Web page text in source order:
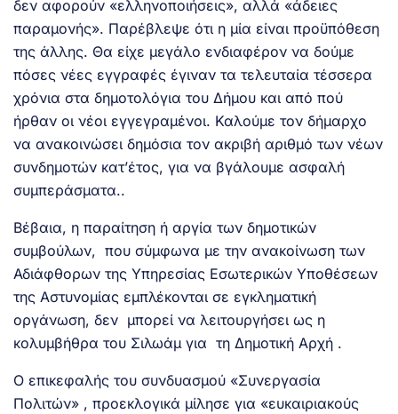
δεν αφορούν «ελληνοποιήσεις», αλλά «άδειες
παραμονής». Παρέβλεψε ότι η μία είναι προϋπόθεση
της άλλης. Θα είχε μεγάλο ενδιαφέρον να δούμε
πόσες νέες εγγραφές έγιναν τα τελευταία τέσσερα
χρόνια στα δημοτολόγια του Δήμου και από πού
ήρθαν οι νέοι εγγεγραμένοι. Καλούμε τον δήμαρχο
να ανακοινώσει δημόσια τον ακριβή αριθμό των νέων
συνδημοτών κατ’έτος, για να βγάλουμε ασφαλή
συμπεράσματα..
Βέβαια, η παραίτηση ή αργία των δημοτικών
συμβούλων, που σύμφωνα με την ανακοίνωση των
Αδιάφθορων της Υπηρεσίας Εσωτερικών Υποθέσεων
της Αστυνομίας εμπλέκονται σε εγκληματική
οργάνωση, δεν μπορεί να λειτουργήσει ως η
κολυμβήθρα του Σιλωάμ για τη Δημοτική Αρχή .
Ο επικεφαλής του συνδυασμού «Συνεργασία
Πολιτών» , προεκλογικά μίλησε για «ευκαιριακούς